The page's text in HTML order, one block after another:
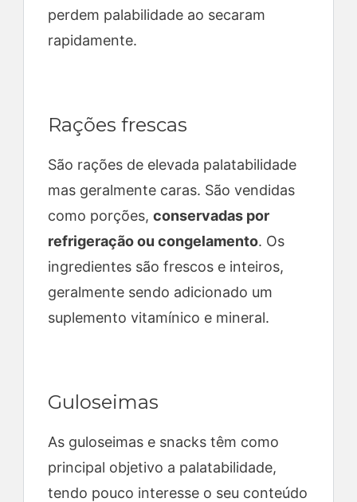
perdem palabilidade ao secaram
rapidamente.
Rações frescas
São rações de elevada palatabilidade
mas geralmente caras. São vendidas
como porções, conservadas por
refrigeração ou congelamento. Os
ingredientes são frescos e inteiros,
geralmente sendo adicionado um
suplemento vitamínico e mineral.
Guloseimas
As guloseimas e snacks têm como
principal objetivo a palatabilidade,
tendo pouco interesse o seu conteúdo